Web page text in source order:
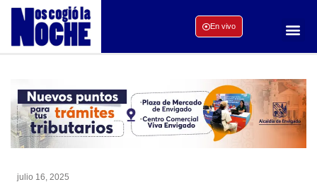
En vivo
julio 16, 2025